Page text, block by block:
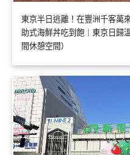
東京半日逃離！在豐洲千客萬
助式海鮮丼吃到飽｜東京日歸
間休憩空間）